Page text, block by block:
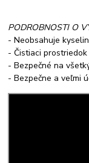
PODROBNOSTI O
- Neobsahuje
- Čistiaci
- Bezpečné na
- Bezpečne a veľmi